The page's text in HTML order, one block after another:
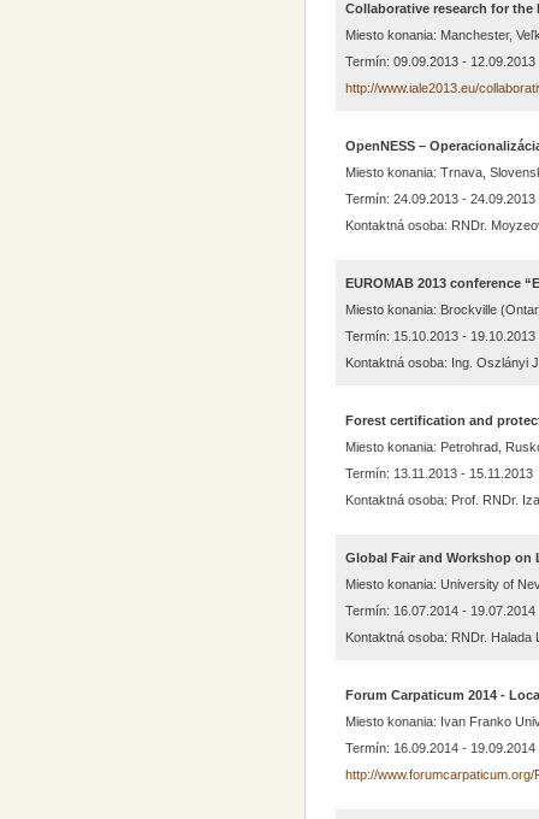
Collaborative research for the
Miesto konania: Manchester,
Termín: 09.09.2013 - 12.09.2013
http://www.iale2013.eu/
OpenNESS –
Miesto konania: Trnava,
Termín: 24.09.2013 - 24.09.2013
Kontaktná osoba: RNDr.
EUROMAB 2013 conference
Miesto konania: Brockville
Termín: 15.10.2013 - 19.10.2013
Kontaktná osoba: Ing. Oszlányi
Forest certification and
Miesto konania: Petrohrad,
Termín: 13.11.2013 - 15.11.2013
Kontaktná osoba: Prof. RNDr.
Global Fair and Workshop on
Miesto konania: University of
Termín: 16.07.2014 - 19.07.2014
Kontaktná osoba: RNDr. Halada
Forum Carpaticum 2014 -
Miesto konania: Ivan Franko
Termín: 16.09.2014 - 19.09.2014
http://